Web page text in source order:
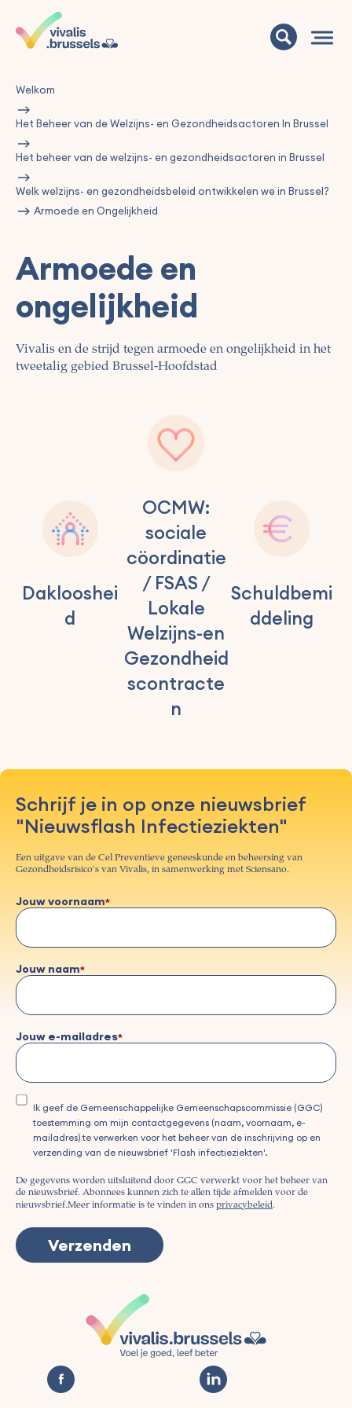
Welkom
Het Beheer van de Welzijns- en Gezondheidsactoren In Brussel
Het beheer van de welzijns- en gezondheidsactoren in Brussel
Welk welzijns- en gezondheidsbeleid ontwikkelen we in Brussel?
Armoede en Ongelijkheid
Armoede en
ongelijkheid
Vivalis en de strijd tegen armoede en ongelijkheid in het
tweetalig gebied Brussel-Hoofdstad
Daklooshei
d
OCMW:
sociale
cöordinatie
/ FSAS /
Lokale
Welzijns-en
Gezondheid
scontracte
n
Schuldbemi
ddeling
Schrijf je in op onze nieuwsbrief
"Nieuwsflash Infectieziekten"
Een uitgave van de Cel Preventieve geneeskunde en beheersing van
Gezondheidsrisico's van Vivalis, in samenwerking met Sciensano.
Jouw voornaam
Jouw naam
Jouw e-mailadres
Ik geef de Gemeenschappelijke Gemeenschapscommissie (GGC)
toestemming om mijn contactgegevens (naam, voornaam, e-
mailadres) te verwerken voor het beheer van de inschrijving op en
verzending van de nieuwsbrief 'Flash infectieziekten'.
De gegevens worden uitsluitend door GGC verwerkt voor het beheer van
de nieuwsbrief. Abonnees kunnen zich te allen tijde afmelden voor de
nieuwsbrief.Meer informatie is te vinden in ons privacybeleid.